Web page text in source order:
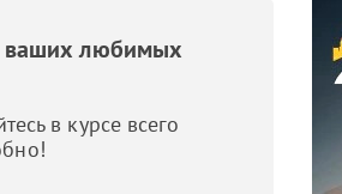
ваших любимых
в курсе всего